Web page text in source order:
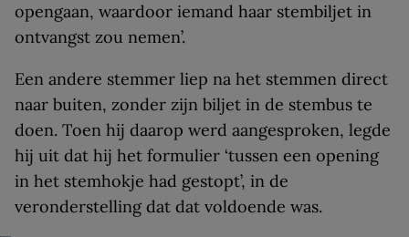
opengaan, waardoor iemand haar stembiljet in
ontvangst zou nemen’.
Een andere stemmer liep na het stemmen direct
naar buiten, zonder zijn biljet in de stembus te
doen. Toen hij daarop werd aangesproken, legde
hij uit dat hij het formulier ‘tussen een opening
in het stemhokje had gestopt’, in de
veronderstelling dat dat voldoende was.